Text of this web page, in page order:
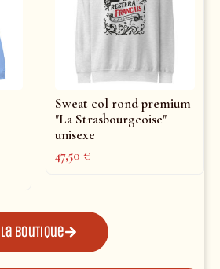
Sweat col rond premium
"La Strasbourgeoise"
unisexe
47,50€
La boutique